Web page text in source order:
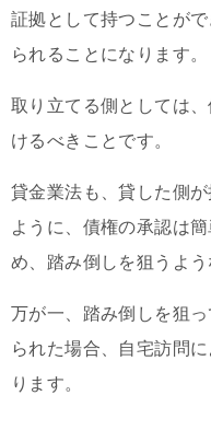
証拠として持つことが
られることになります。
取り立てる側としては
けるべきことです。
貸金業法も、貸した側
ように、債権の承認は
め、踏み倒しを狙うよ
万が一、踏み倒しを狙
られた場合、自宅訪問
ります。